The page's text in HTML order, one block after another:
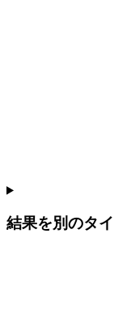
結果を別のタ